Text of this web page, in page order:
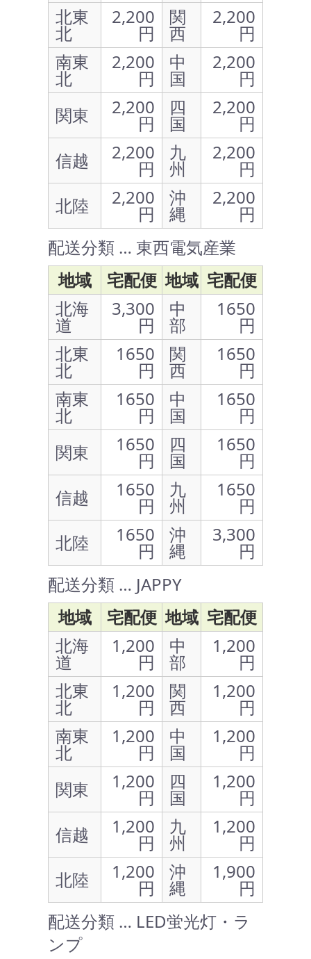
北東
北
2,200
円
関
西
2,200
円
南東
北
2,200
円
中
国
2,200
円
関東
2,200
円
四
国
2,200
円
信越
2,200
円
九
州
2,200
円
北陸
2,200
円
沖
縄
2,200
円
配送分類 … 東西電気産業
地域
宅配便 地域 宅配便
北海
道
3,300
円
中
部
1650
円
北東
北
1650
円
関
西
1650
円
南東
北
1650
円
中
国
1650
円
関東
1650
円
四
国
1650
円
信越
1650
円
九
州
1650
円
北陸
1650
円
沖
縄
3,300
円
配送分類 … JAPPY
地域
宅配便 地域 宅配便
北海
道
1,200
円
中
部
1,200
円
北東
北
1,200
円
関
西
1,200
円
南東
北
1,200
円
中
国
1,200
円
関東
1,200
円
四
国
1,200
円
信越
1,200
円
九
州
1,200
円
北陸
1,200
円
沖
縄
1,900
円
配送分類 … LED蛍光灯・ラ
ンプ